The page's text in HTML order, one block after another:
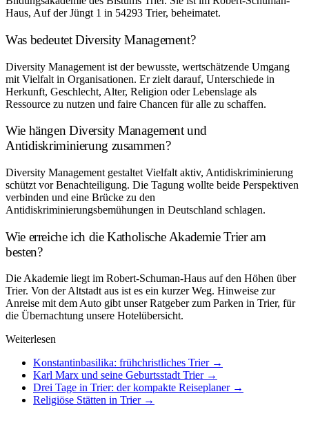
Haus, Auf der Jüngt 1 in 54293 Trier, beheimatet.
Was bedeutet Diversity Management?
Diversity Management ist der bewusste, wertschätzende Umgang
mit Vielfalt in Organisationen. Er zielt darauf, Unterschiede in
Herkunft, Geschlecht, Alter, Religion oder Lebenslage als
Ressource zu nutzen und faire Chancen für alle zu schaffen.
Wie hängen Diversity Management und
Antidiskriminierung zusammen?
Diversity Management gestaltet Vielfalt aktiv, Antidiskriminierung
schützt vor Benachteiligung. Die Tagung wollte beide Perspektiven
verbinden und eine Brücke zu den
Antidiskriminierungsbemühungen in Deutschland schlagen.
Wie erreiche ich die Katholische Akademie Trier am
besten?
Die Akademie liegt im Robert-Schuman-Haus auf den Höhen über
Trier. Von der Altstadt aus ist es ein kurzer Weg. Hinweise zur
Anreise mit dem Auto gibt unser Ratgeber zum Parken in Trier, für
die Übernachtung unsere Hotelübersicht.
Weiterlesen
Konstantinbasilika: frühchristliches Trier →
Karl Marx und seine Geburtsstadt Trier →
Drei Tage in Trier: der kompakte Reiseplaner →
Religiöse Stätten in Trier →